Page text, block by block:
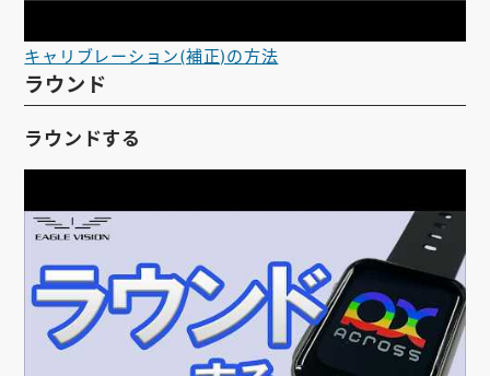
キャリブレーション(補正)の方法
ラウンド
ラウンドする